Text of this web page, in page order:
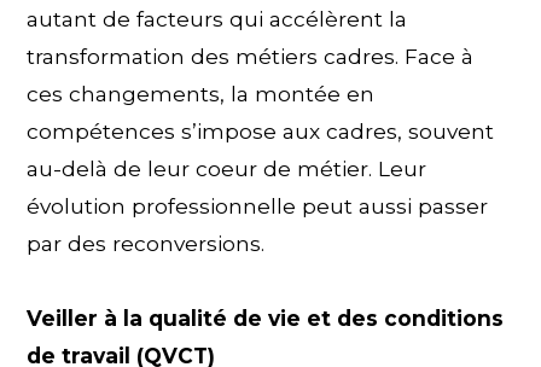
autant de facteurs qui accélèrent la
transformation des métiers cadres. Face à
ces changements, la montée en
compétences s’impose aux cadres, souvent
au-delà de leur coeur de métier. Leur
évolution professionnelle peut aussi passer
par des reconversions.
Veiller à la qualité de vie et des conditions
de travail (QVCT)